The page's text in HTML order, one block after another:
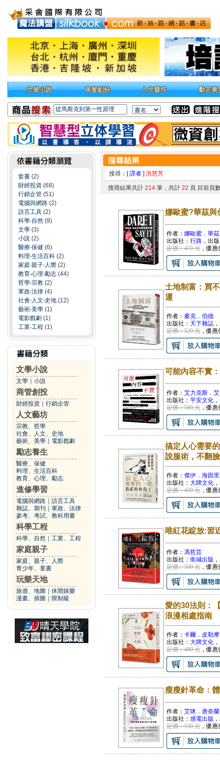
套書 (2)
財經投資 (68)
行銷企管 (51)
電腦與網路 (2)
語言工具 (2)
科學‧自然 (9)
文學 (3)
小說 (2)
醫療‧保健 (6)
料理‧生活百科 (2)
家庭‧親子‧人際 (2)
教育‧心理‧勵志 (44)
哲學‧宗教 (2)
軍政‧法律 (4)
社會‧人文‧史地 (12)
藝術‧美學 (1)
電影戲劇 (1)
工業‧工程 (1)
文學小說
文學 小說
商管創投
財經投資 行銷企管
人文藝坊
宗教、哲學
社會、人文、史地
藝術、美學
電影戲劇
勵志養生
醫療、保健
料理、生活百科
教育、心理、勵志
進修學習
電腦與網路
語言工具
雜誌、期刊
軍政、法律
參考、考試、教科用書
科學工程
科學、自然 工業、工程
家庭親子
家庭、親子、人際
青少年、童書
玩樂天地
旅遊、地圖
休閒娛樂
漫畫、插圖
限制級
搜尋： [ 譯者 ] 洪慧芳
搜尋結果共計 214筆，共計 22 頁 目前頁
娜歐蜜?華茲與
作者： 娜歐蜜．華茲
出版社： 行路，出
定價：470 元，優惠
土地制富：買
運
作者： 麥克．伯德
出版社： 天下雜誌
定價：520 元，優惠
可能內容不實
作者： 艾力克斯．
出版社： 平安文化
定價：580 元，優惠
搞定人心需要
說服術，不翻
作者： 傑伊．海因
出版社： 大牌文化
定價：420 元，優惠
唯紅花綻放:習
作者： 馮哲芸
出版社： 衛城出版
定價：500 元，優惠
愛的30法則：
浪漫相處指南
作者： 卡爾．皮勒摩
出版社： 大牌文化
定價：480 元，優惠
瘦瘦針革命：
作者： 艾咪．唐奈蘭
出版社： 感電出版
定價：530 元，優惠